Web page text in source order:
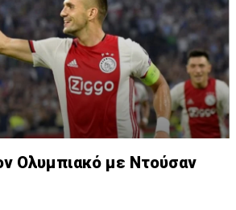
Ολυμπιακό με Ντούσαν